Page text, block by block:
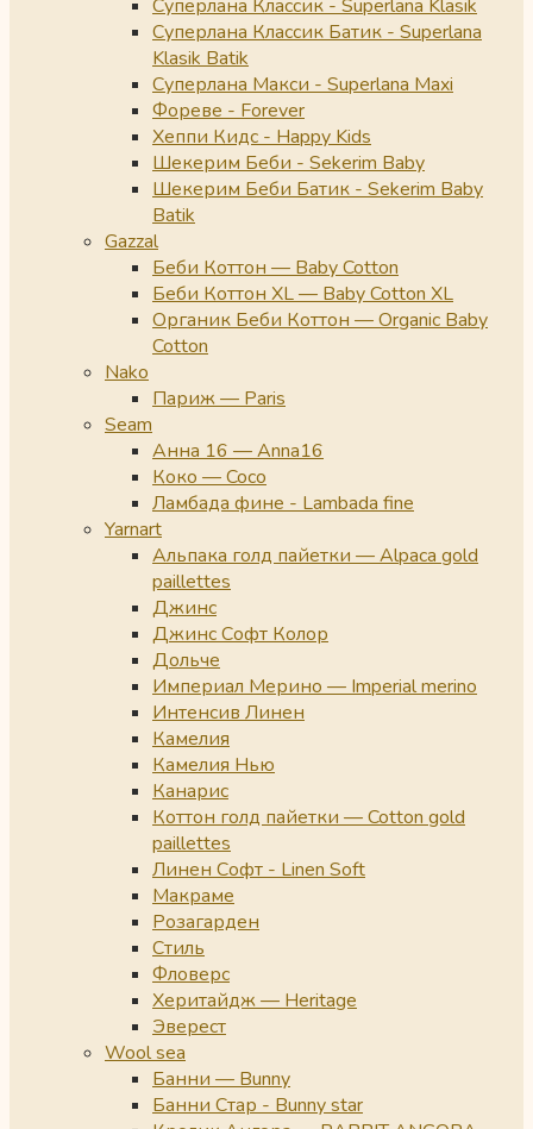
Суперлана Классик - Superlana Klasik
Суперлана Классик Батик - Superlana
Klasik Batik
Суперлана Макси - Superlana Maxi
Фореве - Forever
Хеппи Кидс - Happy Kids
Шекерим Беби - Sekerim Baby
Шекерим Беби Батик - Sekerim Baby
Batik
Gazzal
Беби Коттон — Baby Cotton
Беби Коттон XL — Baby Cotton XL
Органик Беби Коттон — Organic Baby
Cotton
Nako
Париж — Paris
Seam
Анна 16 — Anna16
Коко — Coco
Ламбада фине - Lambada fine
Yarnart
Альпака голд пайетки — Alpaca gold
paillettes
Джинс
Джинс Софт Колор
Дольче
Империал Мерино — Imperial merino
Интенсив Линен
Камелия
Камелия Нью
Канарис
Коттон голд пайетки — Cotton gold
paillettes
Линен Софт - Linen Soft
Макраме
Розагарден
Стиль
Фловерс
Херитайдж — Heritage
Эверест
Wool sea
Банни — Bunny
Банни Стар - Bunny star